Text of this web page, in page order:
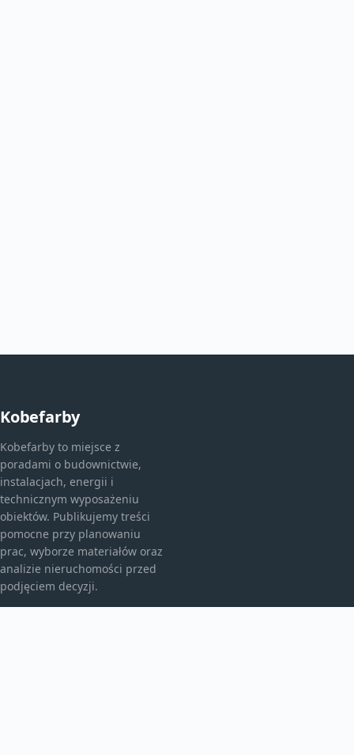
Kobefarby
Kobefarby to miejsce z
poradami o budownictwie,
instalacjach, energii i
technicznym wyposażeniu
obiektów. Publikujemy treści
pomocne przy planowaniu
prac, wyborze materiałów oraz
analizie nieruchomości przed
podjęciem decyzji.